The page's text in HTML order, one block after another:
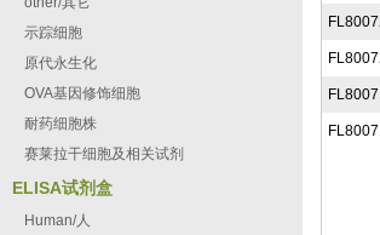
示踪细胞
原代永生化
OVA基因修饰细胞
耐药细胞株
赛莱拉干细胞及相关试剂
ELISA试剂盒
Human/人